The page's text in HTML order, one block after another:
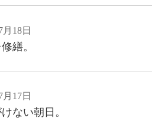
月18日
繕。
月17日
ない朝日。